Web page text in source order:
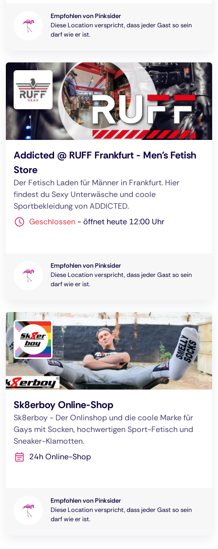
Empfohlen von Pinksider
Diese Location verspricht, dass jeder Gast so sein
darf wie er ist.
Addicted @ RUFF Frankfurt - Men's Fetish
Store
Der Fetisch Laden für Männer in Frankfurt. Hier
findest du Sexy Unterwäsche und coole
Sportbekleidung von ADDICTED.
Geschlossen -öffnet heute 12:00 Uhr
Empfohlen von Pinksider
Diese Location verspricht, dass jeder Gast so sein
darf wie er ist.
Sk8erboy Online-Shop
Sk8erboy - Der Onlinshop und die coole Marke für
Gays mit Socken, hochwertigen Sport-Fetisch und
Sneaker-Klamotten.
24h Online-Shop
Empfohlen von Pinksider
Diese Location verspricht, dass jeder Gast so sein
darf wie er ist.